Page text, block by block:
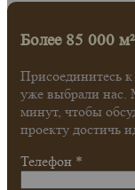
Более 85 000
Присоединитесь
уже выбрали нас.
минут, чтобы
проекту достичь
Телефон *